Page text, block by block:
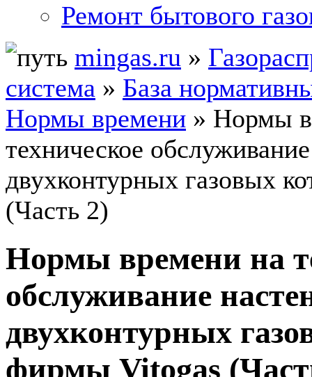
Ремонт бытового
mingas.ru »
система » База
Нормы времени » Нормы
техническое
двухконтурных газовых
(Часть 2)
Нормы времени на
обслуживание
двухконтурных
фирмы Vitogas